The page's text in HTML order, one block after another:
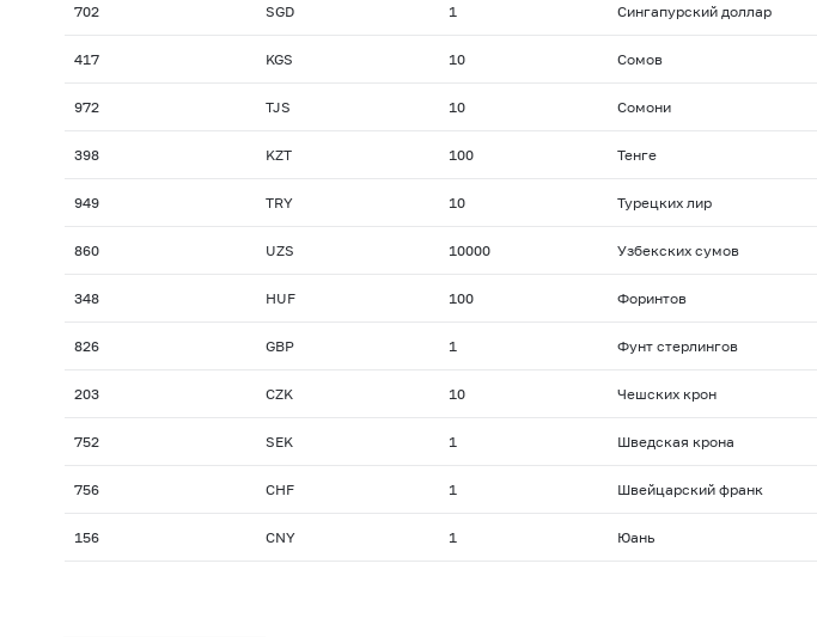
702 SGD 1 Сингапурский доллар
417 KGS 10 Сомов
972 TJS 10 Сомони
398 KZT 100 Тенге
949 TRY 10 Турецких лир
860 UZS 10000 Узбекских сумов
348 HUF 100 Форинтов
826 GBP 1 Фунт стерлингов
203 CZK 10 Чешских крон
752 SEK 1 Шведская крона
756 CHF 1 Швейцарский франк
156 CNY 1 Юань